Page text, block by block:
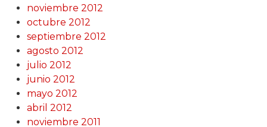
noviembre 2012
octubre 2012
septiembre 2012
agosto 2012
julio 2012
junio 2012
mayo 2012
abril 2012
noviembre 2011